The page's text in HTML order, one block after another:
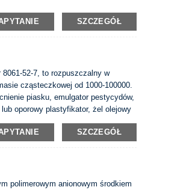
SZCZEGÓŁ
8061-52-7, to rozpuszczalny w
cząsteczkowej od 1000-100000.
piasku, emulgator pestycydów,
oporowy plastyfikator, żel olejowy
SZCZEGÓŁ
polimerowym anionowym środkiem